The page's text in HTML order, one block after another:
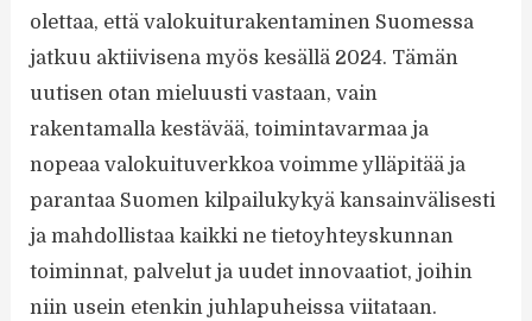
olettaa, että valokuiturakentaminen Suomessa
jatkuu aktiivisena myös kesällä 2024. Tämän
uutisen otan mieluusti vastaan, vain
rakentamalla kestävää, toimintavarmaa ja
nopeaa valokuituverkkoa voimme ylläpitää ja
parantaa Suomen kilpailukykyä kansainvälisesti
ja mahdollistaa kaikki ne tietoyhteyskunnan
toiminnat, palvelut ja uudet innovaatiot, joihin
niin usein etenkin juhlapuheissa viitataan.